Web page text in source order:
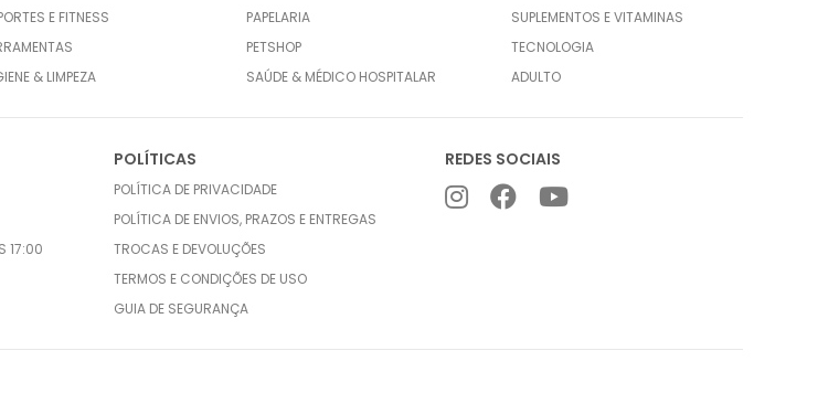
E FITNESS
& LIMPEZA
PAPELARIA
PETSHOP
SAÚDE & MÉDICO HOSPITALAR
SUPLEMENTOS E VITAMINAS
TECNOLOGIA
ADULTO
17:00
POLÍTICAS
POLÍTICA DE PRIVACIDADE
POLÍTICA DE ENVIOS, PRAZOS E ENTREGAS
TROCAS E DEVOLUÇÕES
TERMOS E CONDIÇÕES DE USO
GUIA DE SEGURANÇA
REDES SOCIAIS